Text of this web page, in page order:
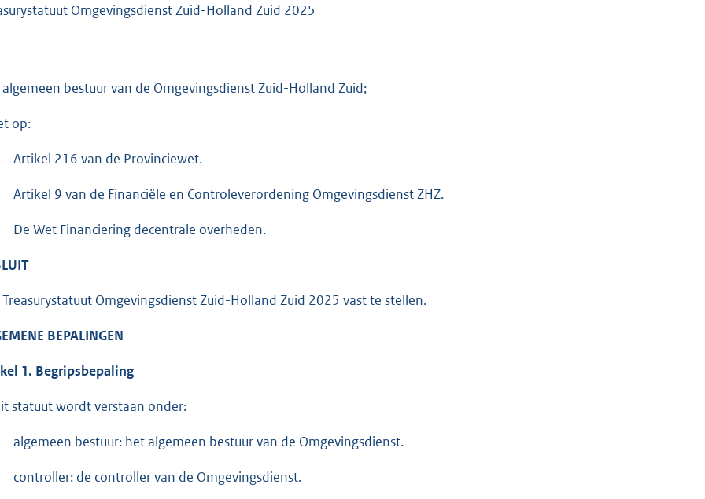
Omgevingsdienst Zuid-Holland Zuid 2025
bestuur van de Omgevingsdienst Zuid-Holland Zuid;
op:
Artikel 216 van de Provinciewet.
Artikel 9 van de Financiële en Controleverordening Omgevingsdienst ZHZ.
De Wet Financiering decentrale overheden.
Omgevingsdienst Zuid-Holland Zuid 2025 vast te stellen.
BEPALINGEN
1. Begripsbepaling
statuut wordt verstaan onder:
algemeen bestuur: het algemeen bestuur van de Omgevingsdienst.
controller: de controller van de Omgevingsdienst.